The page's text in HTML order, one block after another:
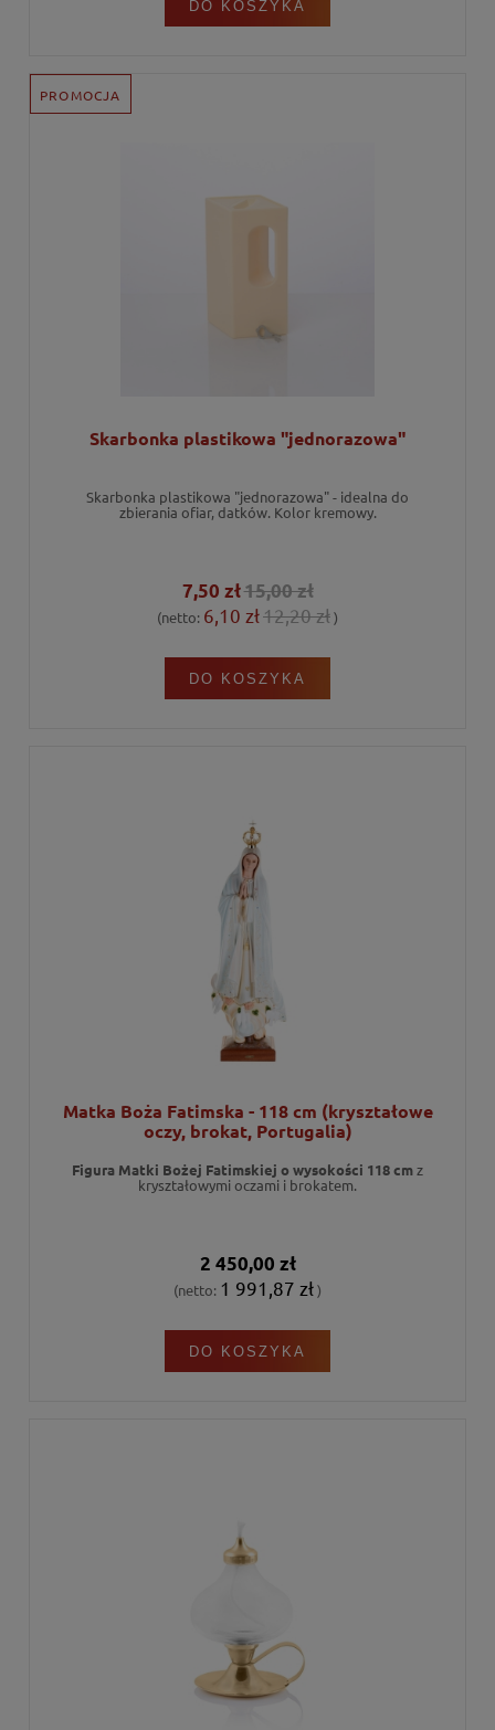
DO KOSZYKA
Skarbonka plastikowa "jednorazowa"
Skarbonka plastikowa "jednorazowa" - idealna do
zbierania ofiar, datków. Kolor kremowy.
7,50 zł15,00 zł
(netto: 6,10 zł12,20 zł)
DO KOSZYKA
PROMOCJA
Matka Boża Fatimska - 118 cm (kryształowe
oczy, brokat, Portugalia)
Figura Matki Bożej Fatimskiej o wysokości 118 cmz
kryształowymi oczami i brokatem.
2 450,00 zł
(netto: 1 991,87 zł)
DO KOSZYKA